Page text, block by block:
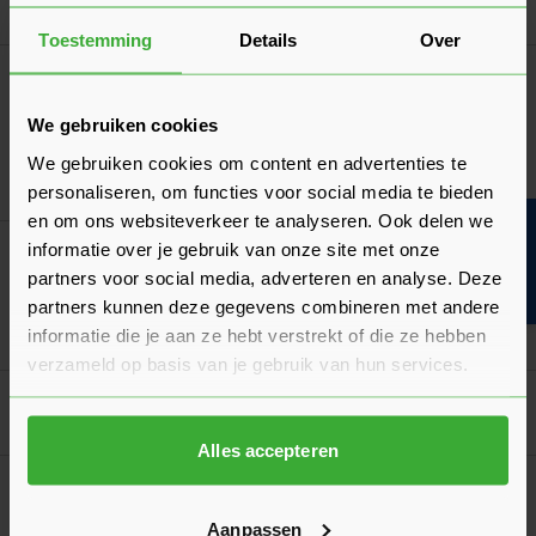
Toestemming Details Over
We gebruiken cookies
We gebruiken cookies om content en advertenties te
personaliseren, om functies voor social media te bieden
en om ons websiteverkeer te analyseren. Ook delen we
informatie over je gebruik van onze site met onze
partners voor social media, adverteren en analyse. Deze
partners kunnen deze gegevens combineren met andere
informatie die je aan ze hebt verstrekt of die ze hebben
verzameld op basis van je gebruik van hun services.
Alles accepteren
Aanpassen
Vanaf19,80per stuk Ga
Koramic Standard Mulden Gevelpan Rechts
Verkrijgbaar in 2 kleuren
Vanaf19,80per stuk
Airtec Plus Nokrol 330x6500 mm
Verkrijgbaar in 3 kleuren
Nu56,39per rol Ga
Goed voorbereid aan de slag
Verwerkingsadvies